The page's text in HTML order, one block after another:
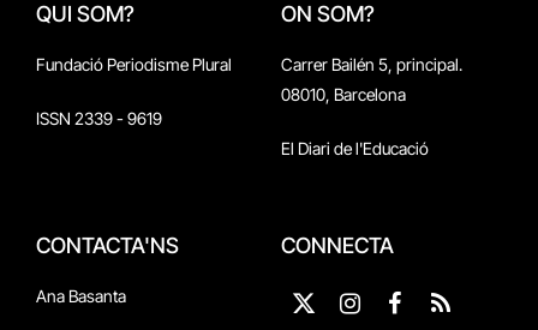
QUI SOM?
Fundació Periodisme Plural
ISSN 2339 - 9619
ON SOM?
Carrer Bailén 5, principal.
08010, Barcelona
El Diari de l'Educació
CONTACTA'NS
Ana Basanta
CONNECTA
X
Instagram
Facebook
RSS